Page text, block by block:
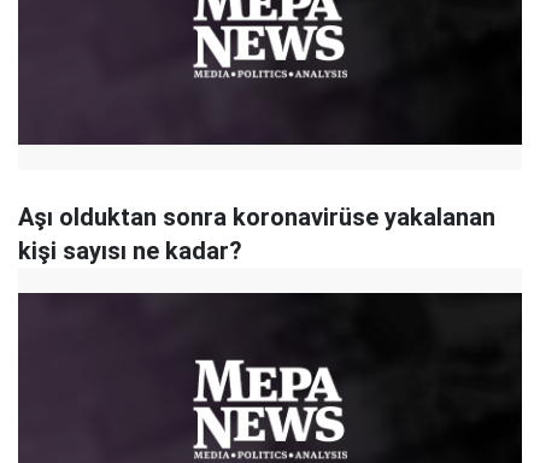
Aşı olduktan sonra koronavirüse yakalanan
kişi sayısı ne kadar?